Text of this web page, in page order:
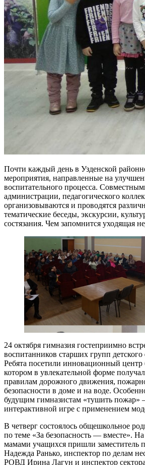
Почти каждый день в Узденской
мероприятия, направленные на
воспитательного процесса.
администрации, педагогического
организовываются и проводятся
тематические беседы, экскурсии,
состязания. Чем запомнится уходящая
24 октября гимназия гостеприимно
воспитанников старших групп детского
Ребята посетили инновационный центр
котором в увлекательной форме
правилам дорожного движения,
безопасности в доме и на воде.
будущим гимназистам «тушить пожар»
интерактивной игре с применением
В четверг состоялось общешкольное
по теме «За безопасность — вместе».
мамами учащихся пришли заместитель
Надежда Ранько, инспектор по делам
РОВД Ирина Лагун и инспектор